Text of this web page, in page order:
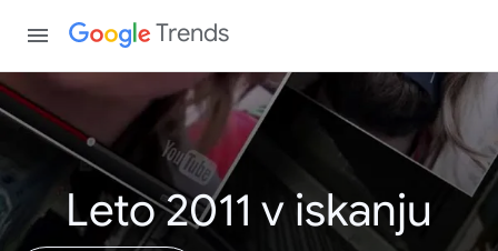
Trends
Leto 2011 v iskanju